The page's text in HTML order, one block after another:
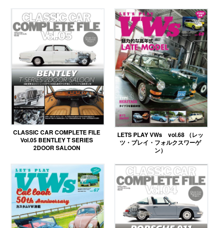
CLASSIC CAR COMPLETE FILE
Vol.05 BENTLEY T SERIES
2DOOR SALOON
LETS PLAY VWs vol.68 （レッ
ツ・プレイ・フォルクスワーゲ
ン）